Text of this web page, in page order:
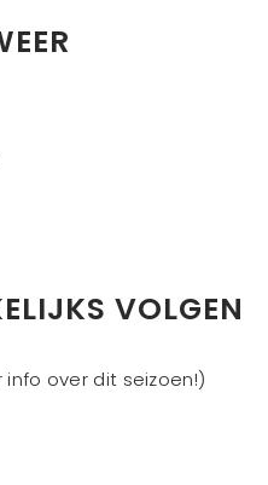
VOLGEN
over dit seizoen!)